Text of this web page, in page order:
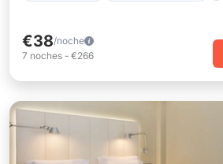
€38/noche
7 noches - €266